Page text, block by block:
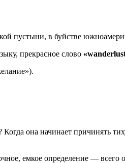
пустыни, в буйстве
прекрасное слово
Когда она начинает
емкое определение — всего